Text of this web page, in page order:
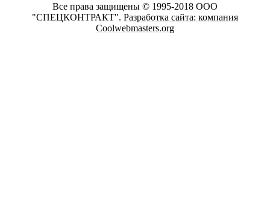
Все права защищены © 1995-2018 ООО
"СПЕЦКОНТРАКТ". Разработка сайта: компания
Coolwebmasters.org